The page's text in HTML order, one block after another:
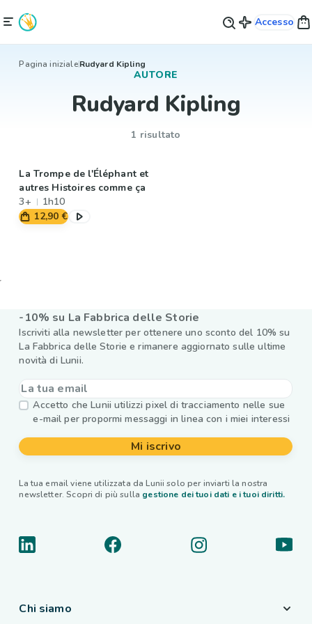
Accesso
Pagina inizialeRudyard Kipling
AUTORE
Rudyard Kipling
1 risultato
La Trompe de l'Éléphant et
autres Histoires comme ça
3+
1h10
12,90 €
-10% su La Fabbrica delle Storie
Iscriviti alla newsletter per ottenere uno sconto del 10% su
La Fabbrica delle Storie e rimanere aggiornato sulle ultime
novità di Lunii.
Accetto che Lunii utilizzi pixel di tracciamento nelle sue
e-mail per propormi messaggi in linea con i miei interessi
Mi iscrivo
La tua email viene utilizzata da Lunii solo per inviarti la nostra
newsletter. Scopri di più sulla gestione dei tuoi dati e i tuoi diritti.
Chi siamo